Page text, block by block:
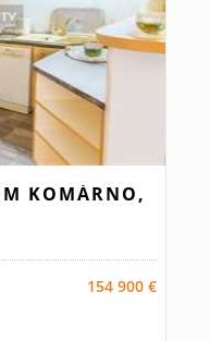
KOMÁRNO,
154 900 €